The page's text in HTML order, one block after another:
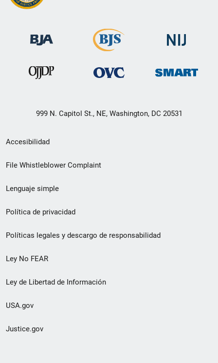
999 N. Capitol St., NE, Washington, DC 20531
Menú
de
de
pie
de
página
Accesibilidad
File Whistleblower Complaint
Lenguaje simple
Política de privacidad
Políticas legales y descargo de responsabilidad
Ley No FEAR
Ley de Libertad de Información
USA.gov
Justice.gov